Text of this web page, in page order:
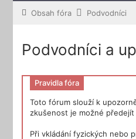
Obsah fóra Podvodníci
Podvodníci a
Pravidla fóra
Toto fórum slouží k
zkušenost je možné
Při vkládání fyzických nebo